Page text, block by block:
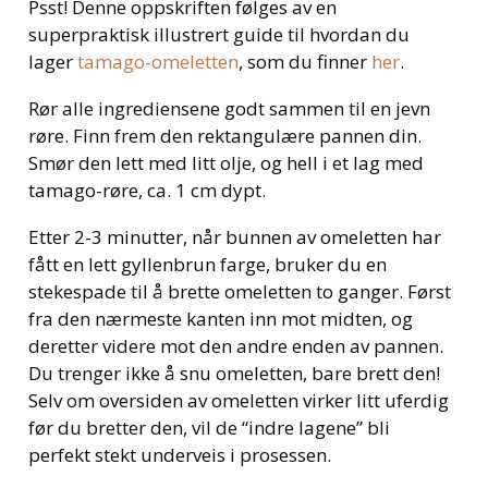
Psst! Denne oppskriften følges av en
superpraktisk illustrert guide til hvordan du
lagertamago-omeletten, som du finner her.
Rør alle ingrediensene godt sammen til en jevn
røre. Finn frem den rektangulære pannen din.
Smør den lett med litt olje, og hell i et lag med
tamago-røre, ca. 1 cm dypt.
Etter 2-3 minutter, når bunnen av omeletten har
fått en lett gyllenbrun farge, bruker du en
stekespade til å brette omeletten to ganger. Først
fra den nærmeste kanten inn mot midten, og
deretter videre mot den andre enden av pannen.
Du trenger ikke å snu omeletten, bare brett den!
Selv om oversiden av omeletten virker litt uferdig
før du bretter den, vil de “indre lagene” bli
perfekt stekt underveis i prosessen.